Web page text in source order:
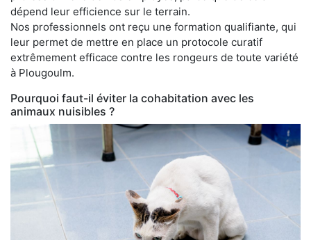
dépend leur efficience sur le terrain.
Nos professionnels ont reçu une formation qualifiante, qui
leur permet de mettre en place un protocole curatif
extrêmement efficace contre les rongeurs de toute variété
à Plougoulm.
Pourquoi faut-il éviter la cohabitation avec les
animaux nuisibles ?